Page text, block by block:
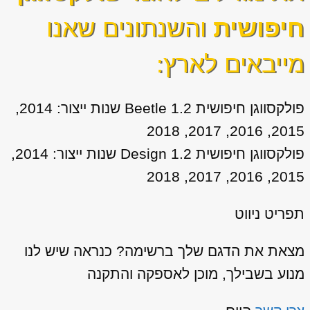
חיפושית והשנתונים שאנו
מייבאים לארץ:
פולקסווגן חיפושית 1.2 Beetle שנות ייצור: 2014,
2015, 2016, 2017, 2018
פולקסווגן חיפושית 1.2 Design שנות ייצור: 2014,
2015, 2016, 2017, 2018
תפריט ניווט
מצאת את הדגם שלך ברשימה? כנראה שיש לנו
מנוע בשבילך, מוכן לאספקה והתקנה